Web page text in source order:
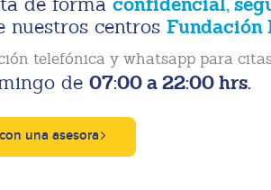
nuestros centros Fundación
telefónica y whatsapp para
de 07:00 a 22:00 hrs.
una asesora